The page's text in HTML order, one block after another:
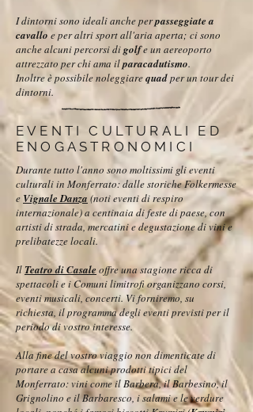
I dintorni sono ideali anche perpasseggiate a
cavallo e per altri sport all'aria aperta; ci sono
anche alcuni percorsi digolfe un aereoporto
attrezzato per chi ama ilparacadutismo.
Inoltre è possibile noleggiarequadper un tour dei
dintorni.
EVENTI CULTURALI ED
ENOGASTRONOMICI
Durante tutto l'anno sono moltissimi gli eventi
culturali in Monferrato: dalle storiche Folkermesse
e Vignale Danza (noti eventi di respiro
internazionale) a centinaia di feste di paese, con
artisti di strada, mercatini e degustazione di vini e
prelibatezze locali.
IlTeatro di Casale offre una stagione ricca di
spettacoli e i Comuni limitrofi organizzano corsi,
eventi musicali, concerti. Vi forniremo, su
richiesta, il programma degli eventi previsti per il
periodo di vostro interesse.
Alla fine del vostro viaggio non dimenticate di
portare a casa alcuni prodotti tipici del
Monferrato: vini come il Barbera, il Barbesino, il
Grignolino e il Barbaresco, i salami e le verdure